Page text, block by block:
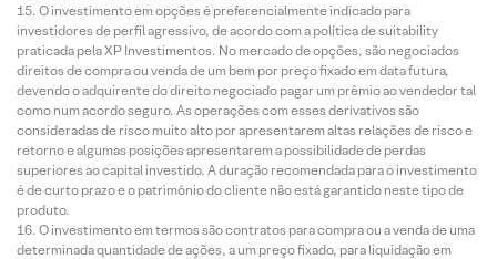
O investimento em opções é preferencialmente indicado para
investidores de perfil agressivo, de acordo com a política de suitability
praticada pela XP Investimentos. No mercado de opções, são negociados
direitos de compra ou venda de um bem por preço fixado em data futura,
devendo o adquirente do direito negociado pagar um prêmio ao vendedor tal
como num acordo seguro. As operações com esses derivativos são
consideradas de risco muito alto por apresentarem altas relações de risco e
retorno e algumas posições apresentarem a possibilidade de perdas
superiores ao capital investido. A duração recomendada para o investimento
é de curto prazo e o patrimônio do cliente não está garantido neste tipo de
produto.
O investimento em termos são contratos para compra ou a venda de uma
determinada quantidade de ações, a um preço fixado, para liquidação em